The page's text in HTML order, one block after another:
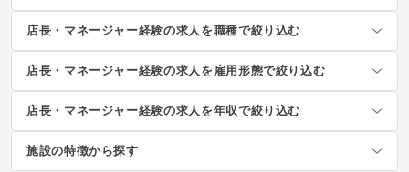
店長・マネージャー経験の求人を職種で絞り込む
店長・マネージャー経験の求人を雇用形態で絞り込む
店長・マネージャー経験の求人を年収で絞り込む
施設の特徴から探す